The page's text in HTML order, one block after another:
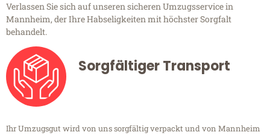
Verlassen Sie sich auf unseren sicheren Umzugsservice in
Mannheim, der Ihre Habseligkeiten mit höchster Sorgfalt
behandelt.
Sorgfältiger Transport
Ihr Umzugsgut wird von uns sorgfältig verpackt und von Mannheim